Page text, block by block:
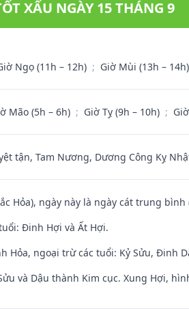
XẤU NGÀY 15 THÁNG 9
Ngọ (11h – 12h) ; Giờ Mùi (13h – 14h)
Mão (5h – 6h) ; Giờ Tỵ (9h – 10h) ;
tận, Tam Nương, Dương Công Kỵ
Hỏa), ngày này là ngày cát trung bình
Đinh Hợi và Ất Hợi.
Hỏa, ngoại trừ các tuổi: Kỷ Sửu, Đinh
và Dậu thành Kim cục. Xung Hợi,